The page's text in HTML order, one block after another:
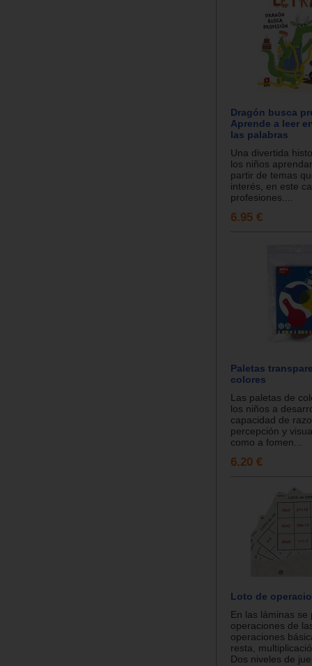
Dragón busca
Aprende a leer
las palabras
Una divertida
los niños
partir de temas
interés, en este
profesiones....
6.95 €
Paletas
colores
Las paletas de
los niños a
capacidad de
percepción y
como a fomen...
6.20 €
Loto de
En las láminas se
operaciones de
operaciones
resta,
Dos niveles de